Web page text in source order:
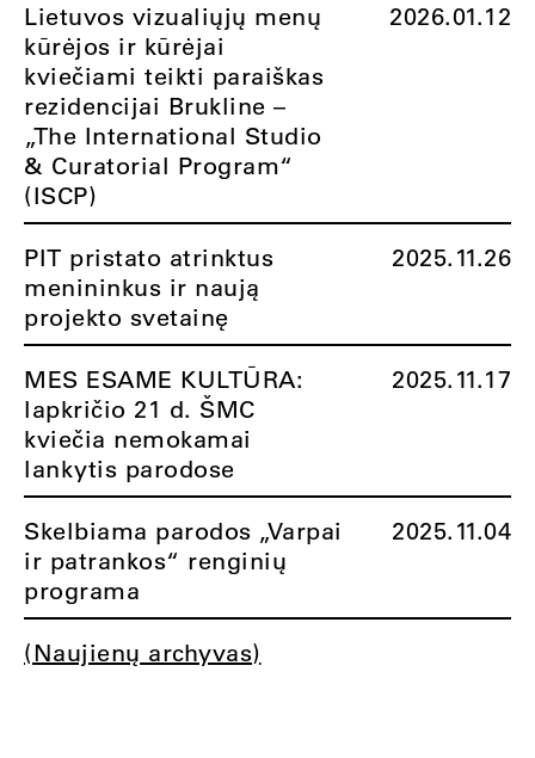
Lietuvos vizualiųjų menų
kūrėjos ir kūrėjai
kviečiami teikti paraiškas
rezidencijai Brukline –
„The International Studio
& Curatorial Program“
(ISCP)
2026.01.12
PIT pristato atrinktus
menininkus ir naują
projekto svetainę
2025.11.26
MES ESAME KULTŪRA:
lapkričio 21 d. ŠMC
kviečia nemokamai
lankytis parodose
2025.11.17
Skelbiama parodos „Varpai
ir patrankos“ renginių
programa
2025.11.04
(Naujienų archyvas)